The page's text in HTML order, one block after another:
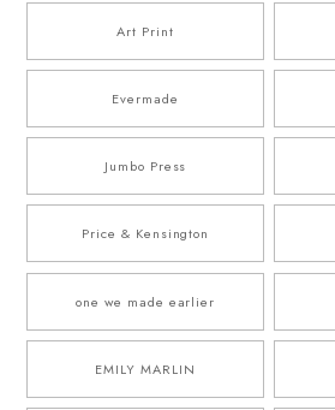
Art Print
Evermade
Jumbo Press
Price & Kensington
one we made earlier
EMILY MARLIN